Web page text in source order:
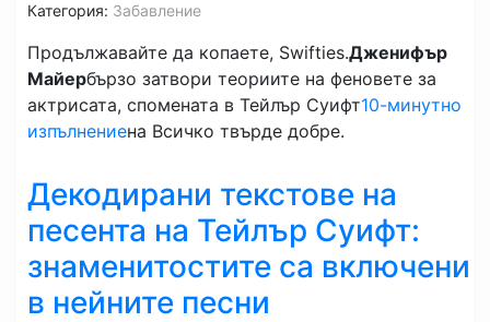
Категория: Забавление
Продължавайте да копаете, Swifties.Дженифър
Майербързо затвори теориите на феновете за
актрисата, спомената в Тейлър Суифт10-минутно
изпълнениена Всичко твърде добре.
Декодирани текстове на
песента на Тейлър Суифт:
знаменитостите са включени
в нейните песни